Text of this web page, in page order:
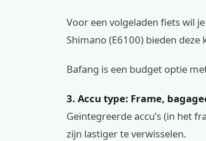
Voor een volgeladen fiets wil
Shimano (E6100) bieden deze
Bafang is een budget optie
3. Accu type: Frame,
Geïntegreerde accu’s (in het
zijn lastiger te verwisselen.